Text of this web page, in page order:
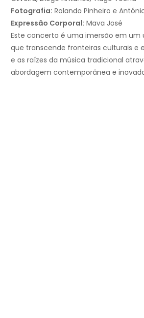
Fotografia: Rolando Pinheiro e
Expressão Corporal: Mava José
Este concerto é uma imersão em um
que transcende fronteiras culturais e
e as raízes da música tradicional
abordagem contemporânea e